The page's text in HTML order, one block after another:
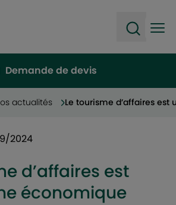
Demande de devis
actualités Le tourisme d’affaires
2024
d’affaires est
économique